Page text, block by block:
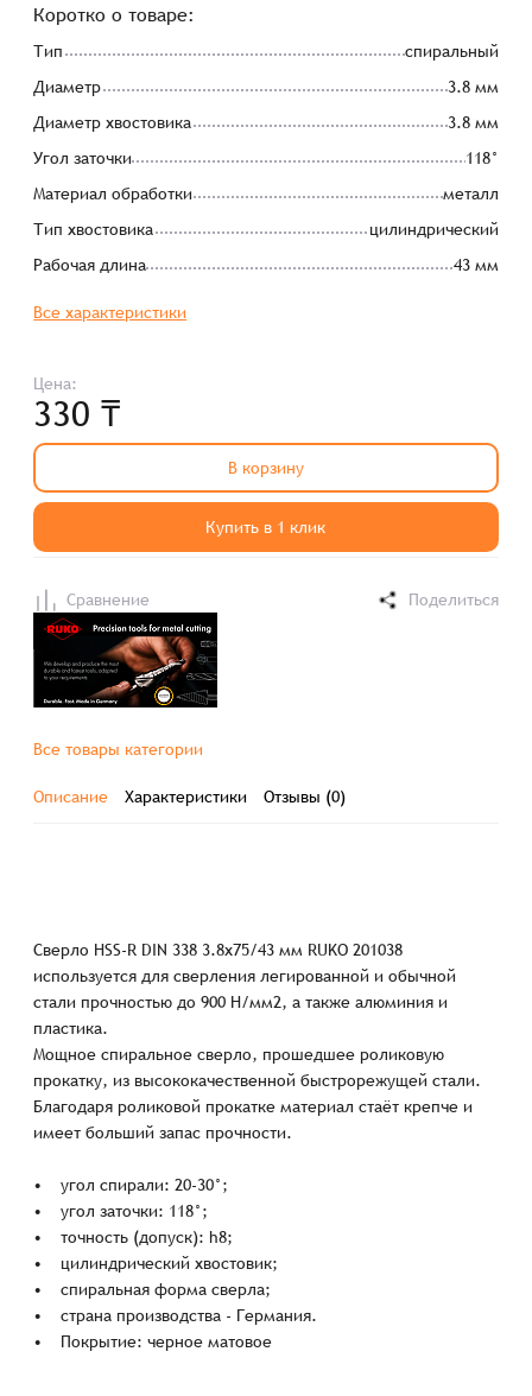
Коротко о товаре:
Тип
спиральный
Диаметр
3.8 мм
Диаметр хвостовика
3.8 мм
Угол заточки
118°
Материал обработки
металл
Тип хвостовика
цилиндрический
Рабочая длина
43 мм
Все характеристики
Цена:
330 ₸
В корзину
Купить в 1 клик
Сравнение Поделиться
Все товары категории
Описание Характеристики Отзывы (0)
Сверло HSS-R DIN 338 3.8х75/43 мм RUKO 201038
используется для сверления легированной и обычной
стали прочностью до 900 Н/мм2, а также алюминия и
пластика.
Мощное спиральное сверло, прошедшее роликовую
прокатку, из высококачественной быстрорежущей стали.
Благодаря роликовой прокатке материал стаёт крепче и
имеет больший запас прочности.
• угол спирали: 20-30°;
• угол заточки: 118°;
• точность (допуск): h8;
• цилиндрический хвостовик;
• спиральная форма сверла;
• страна производства - Германия.
• Покрытие: черное матовое